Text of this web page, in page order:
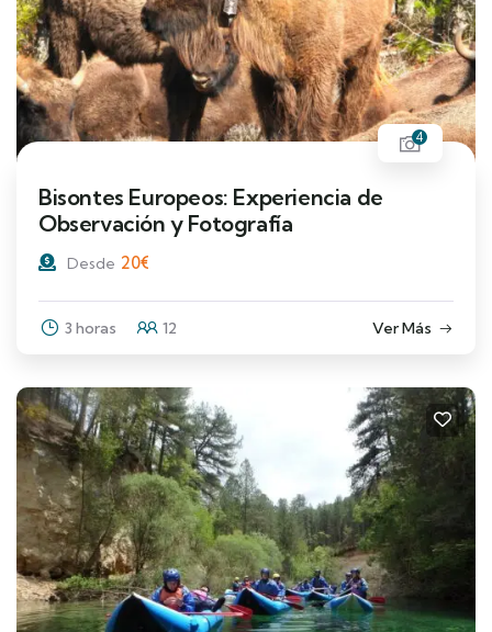
4
Bisontes Europeos: Experiencia de
Observación y Fotografía
Desde 20€
3 horas 12 Ver Más